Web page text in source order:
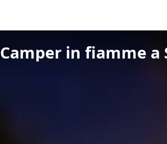
Camper in fiamme a